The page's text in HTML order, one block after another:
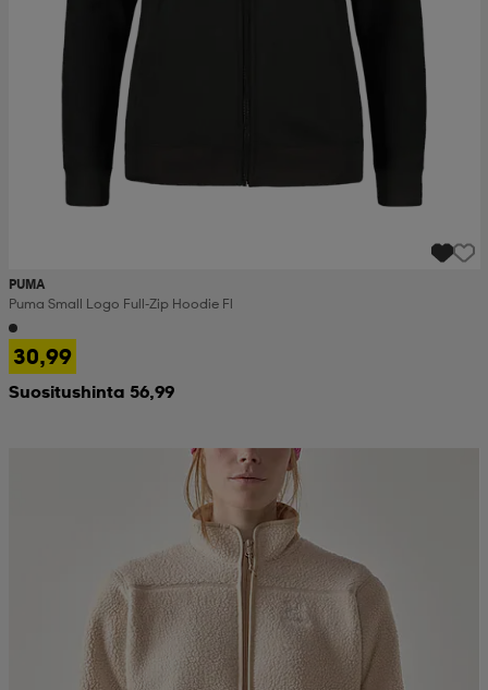
PUMA
Puma Small Logo Full-Zip Hoodie Fl
30,99
Suositushinta 56,99